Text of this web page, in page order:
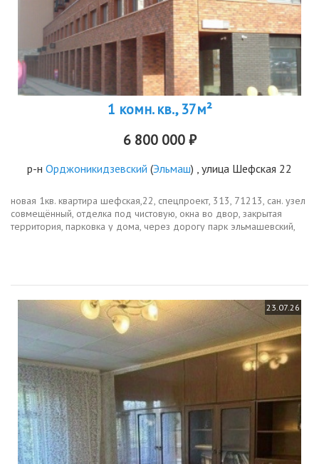
1 комн. кв., 37м²
6 800 000 ₽
р-н Орджоникидзевский (Эльмаш) , улица Шефская 22
новая 1кв. квартира шефская,22, спецпроект, 313, 71213, сан. узел
совмещённый, отделка под чистовую, окна во двор, закрытая
территория, парковка у дома, через дорогу парк эльмашевский,
23.07.26